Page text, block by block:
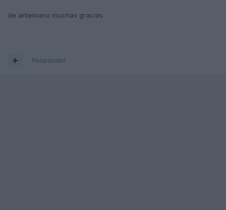
de antemano muchas gracias
Responder